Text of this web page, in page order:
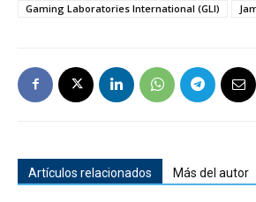
Gaming Laboratories International (GLI)
Artículos relacionados Más del autor